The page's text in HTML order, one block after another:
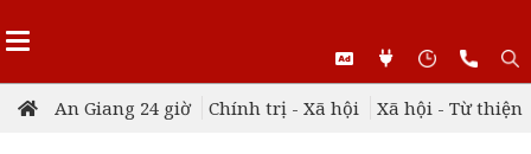
An Giang 24 giờ Chính trị - Xã hội Xã hội - Từ thiện